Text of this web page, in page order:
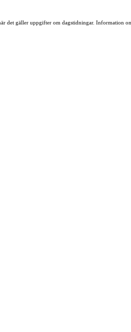
det gäller uppgifter om dagstidningar. Information